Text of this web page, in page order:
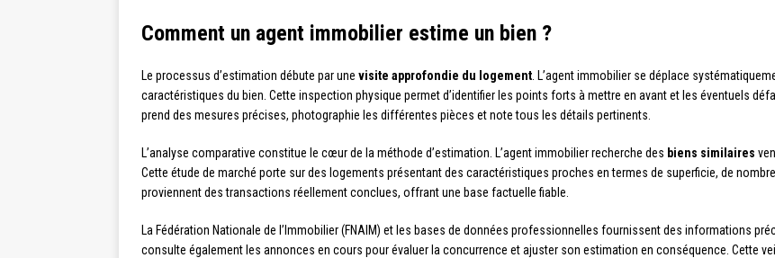
Comment un agent immobilier estime un bien ?
Le processus d’estimation débute par une visite approfondie du logement . L’agent immobilier se déplace
caractéristiques du bien. Cette inspection physique permet d’identifier les points forts à mettre en avant et les éventuels
prend des mesures précises, photographie les différentes pièces et note tous les détails pertinents.
L’analyse comparative constitue le cœur de la méthode d’estimation. L’agent immobilier recherche des biens similaires
Cette étude de marché porte sur des logements présentant des caractéristiques proches en termes de superficie, de
proviennent des transactions réellement conclues, offrant une base factuelle fiable.
La Fédération Nationale de l’Immobilier (FNAIM) et les bases de données professionnelles fournissent des informations
consulte également les annonces en cours pour évaluer la concurrence et ajuster son estimation en conséquence. Cette